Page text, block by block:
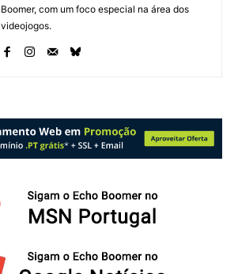
Boomer, com um foco especial na área dos
videojogos.